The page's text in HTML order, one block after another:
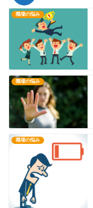
職場の悩み
職場の悩み
職場の悩み